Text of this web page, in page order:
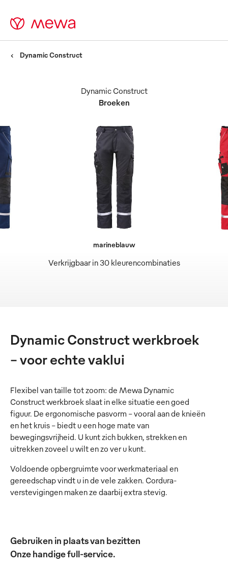
Dynamic Construct
Broeken
Dynamic Construct
Verkrijgbaar in 30 kleurencombinaties
marineblauw
Dynamic Construct werkbroek
– voor echte vaklui
Flexibel van taille tot zoom: de Mewa Dynamic
Construct werkbroek slaat in elke situatie een goed
figuur. De ergonomische pasvorm – vooral aan de knieën
en het kruis – biedt u een hoge mate van
bewegingsvrijheid. U kunt zich bukken, strekken en
uitrekken zoveel u wilt en zo ver u kunt.
Voldoende opbergruimte voor werkmateriaal en
gereedschap vindt u in de vele zakken. Cordura-
verstevigingen maken ze daarbij extra stevig.
Gebruiken in plaats van bezitten
Onze handige full-service.